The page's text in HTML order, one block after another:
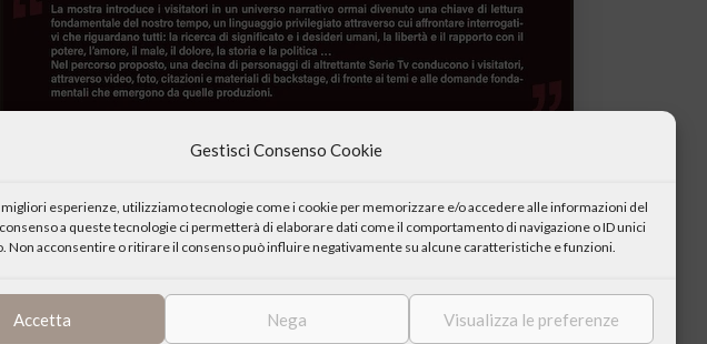
Gestisci Consenso Cookie
esperienze, utilizziamo tecnologie come i cookie per memorizzare e/o accedere alle informazioni del
a queste tecnologie ci permetterà di elaborare dati come il comportamento di navigazione o ID unici
Non acconsentire o ritirare il consenso può influire negativamente su alcune caratteristiche e funzioni.
Accetta Nega Visualizza le preferenze